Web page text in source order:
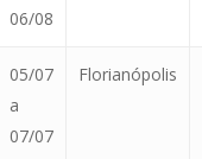
06/08
05/07
a
07/07
Florianópolis